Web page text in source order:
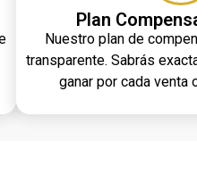
Plan
Nuestro plan de
transparente. Sabrás
ganar por cada venta